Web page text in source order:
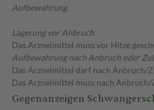
Aufbewahrung
Lagerung vor Anbruch
Das Arzneimittel muss vor Hitze
Aufbewahrung nach Anbruch oder
Das Arzneimittel darf nach Anbruch/
Das Arzneimittel muss nach
Gegenanzeigen